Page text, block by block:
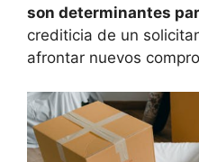
son determinantes
crediticia de un
afrontar nuevos